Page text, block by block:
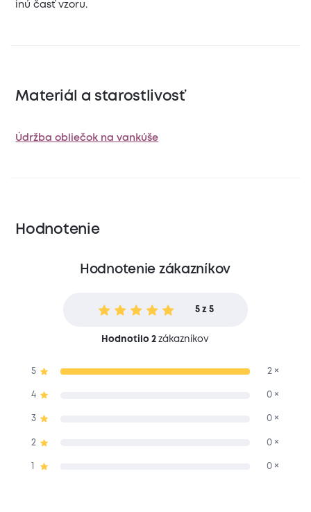
inú časť vzoru.
Materiál a starostlivosť
Údržba obliečok na vankúše
Hodnotenie
Hodnotenie zákazníkov
5 z 5
Hodnotilo 2 zákazníkov
5 2 ×
4 0 ×
3 0 ×
2 0 ×
0 ×